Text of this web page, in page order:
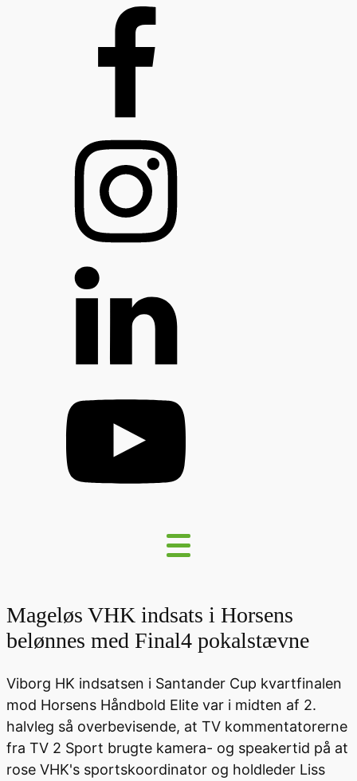
Mageløs VHK indsats i Horsens
belønnes med Final4 pokalstævne
Viborg HK indsatsen i Santander Cup kvartfinalen
mod Horsens Håndbold Elite var i midten af 2.
halvleg så overbevisende, at TV kommentatorerne
fra TV 2 Sport brugte kamera- og speakertid på at
rose VHK's sportskoordinator og holdleder Liss